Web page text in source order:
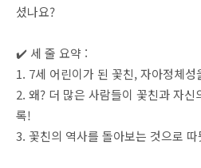
셨나요?
✔️ 세 줄 요약 :
1. 7세 어린이가 된 꽃친, 자아정체
2. 왜? 더 많은 사람들이 꽃친과 자
록!
3. 꽃친의 역사를 돌아보는 것으로